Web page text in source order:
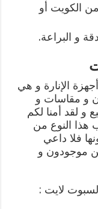
الكويت أو
و البراعة.
الإنارة و هي
و مقاسات و
و لقد أمنا لكم
النوع من
فلا داعي
موجودون و
لايت :